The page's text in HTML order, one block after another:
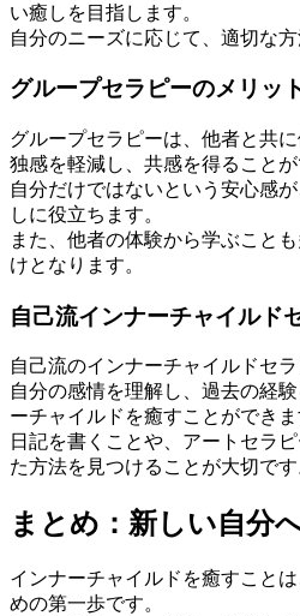
い癒しを目指します。
自分のニーズに応じて、適切な
グループセラピーのメリッ
グループセラピーは、他者と共
独感を軽減し、共感を得ることが
自分だけではないという安心感
しに役立ちます。
また、他者の体験から学ぶこと
けとなります。
自己流インナーチャイルド
自己流のインナーチャイルドセラ
自分の感情を理解し、過去の経
ーチャイルドを癒すことができま
日記を書くことや、アートセラ
た方法を見つけることが大切です
まとめ：新しい自分
インナーチャイルドを癒すこと
めの第一歩です。